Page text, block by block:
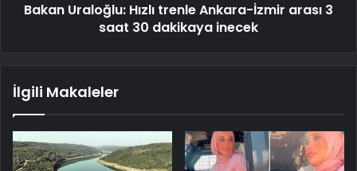
Bakan Uraloğlu: Hızlı trenle Ankara-İzmir arası 3
saat 30 dakikaya inecek
İlgili Makaleler